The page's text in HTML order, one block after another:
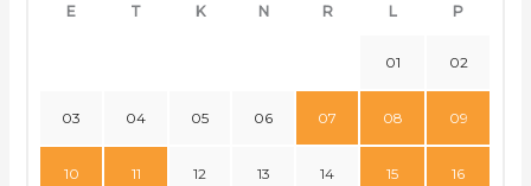
E T K N R L P
01 02
03 04 05 06 07 08 09
10 11 12 13 14 15 16